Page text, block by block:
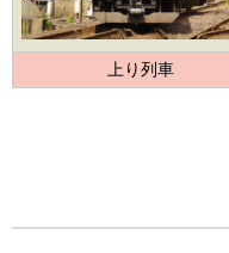
上り列車